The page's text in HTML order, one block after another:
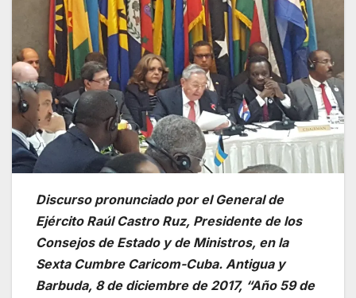
Discurso pronunciado por el General de
Ejército Raúl Castro Ruz, Presidente de los
Consejos de Estado y de Ministros, en la
Sexta Cumbre Caricom-Cuba. Antigua y
Barbuda, 8 de diciembre de 2017, “Año 59 de